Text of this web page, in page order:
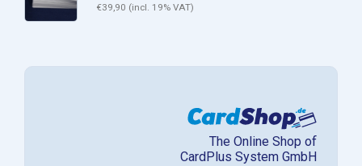
€39,90 (incl. 19% VAT)
The Online Shop of
CardPlus System GmbH